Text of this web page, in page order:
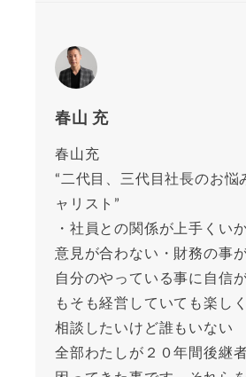
春山 充
春山充
“二代目、三代目社長のお悩
ャリスト”
・社員との関係が上手くい
意見が合わない・財務の事
自分のやっている事に自信
もそも経営していても楽し
相談したいけど誰もいない
全部わたしが２０年間後継